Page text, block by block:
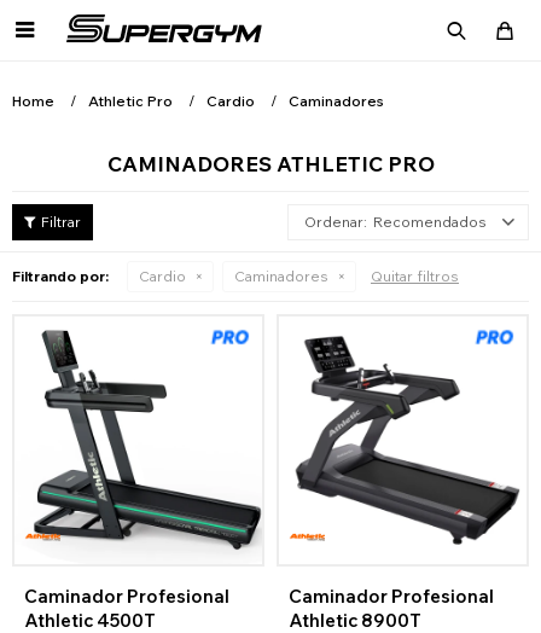

Home Athletic Pro Cardio Caminadores
CAMINADORES ATHLETIC PRO
Recomendados
Filtrando por: Cardio Caminadores Quitar filtros
Caminador Profesional
Athletic 4500T
Caminador Profesional
Athletic 8900T